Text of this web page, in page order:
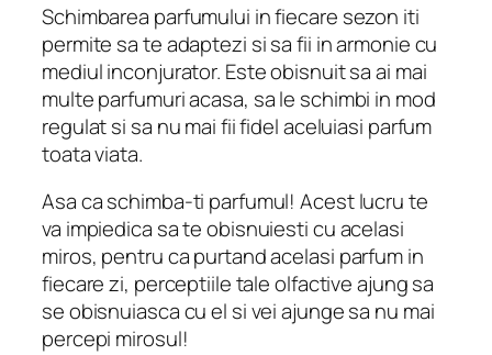
Schimbarea parfumului in fiecare sezon iti
permite sa te adaptezi si sa fii in armonie cu
mediul inconjurator. Este obisnuit sa ai mai
multe parfumuri acasa, sa le schimbi in mod
regulat si sa nu mai fii fidel aceluiasi parfum
toata viata.
Asa ca schimba-ti parfumul! Acest lucru te
va impiedica sa te obisnuiesti cu acelasi
miros, pentru ca purtand acelasi parfum in
fiecare zi, perceptiile tale olfactive ajung sa
se obisnuiasca cu el si vei ajunge sa nu mai
percepi mirosul!